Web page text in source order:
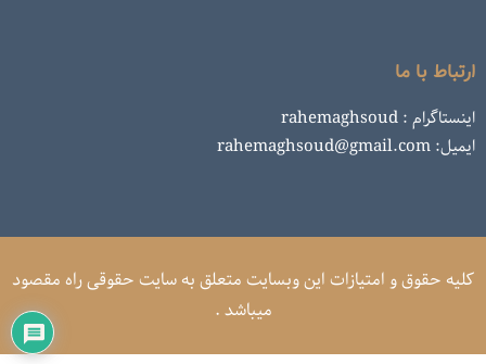
ارتباط با ما
اینستاگرام : rahemaghsoud
ایمیل: rahemaghsoud@gmail.com
کلیه حقوق و امتیازات این وبسایت متعلق به سایت حقوقی راه مقصود
میباشد .